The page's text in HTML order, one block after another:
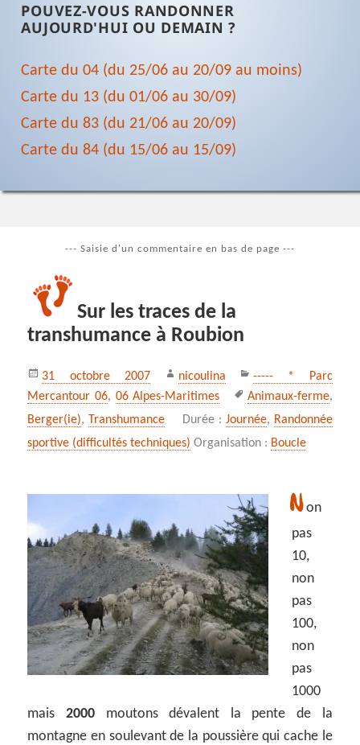
POUVEZ-VOUS RANDONNER
AUJOURD'HUI OU DEMAIN ?
Carte du 04 (du 25/06 au 20/09 au moins)
Carte du 13 (du 01/06 au 30/09)
Carte du 83 (du 21/06 au 20/09)
Carte du 84 (du 15/06 au 15/09)
--- Saisie d'un commentaire en bas de page ---
Sur les traces de la
transhumance à Roubion
Publié
le
31 octobre 2007 Auteur
nicoulina Catégories
----- * Parc
Mercantour 06, 06 Alpes-Maritimes
Mots-
clés
Animaux-ferme,
Berger(ie), Transhumance Durée : Journée, Randonnée
sportive (difficultés techniques) Organisation : Boucle
Non
pas
10,
non
pas
100,
non
pas
1000
mais2000 moutons dévalent la pente de la
montagne en soulevant de la poussière qui cache le